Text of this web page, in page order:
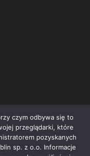
czym odbywa się to
przeglądarki, które
pozyskanych
sp. z o.o. Informacje